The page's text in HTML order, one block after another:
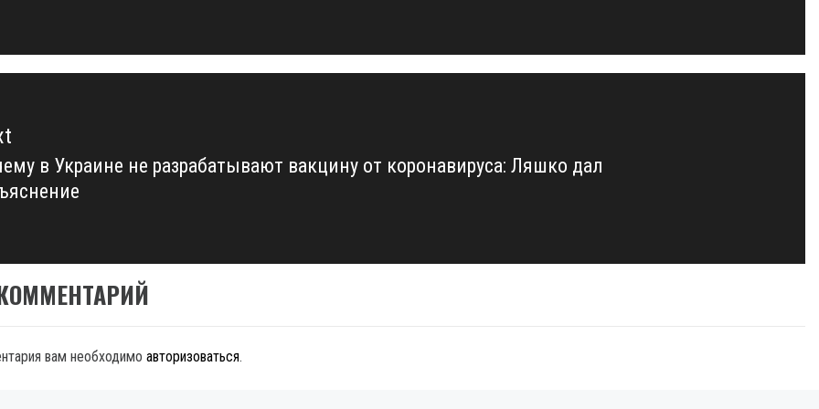
в Украине не разрабатывают вакцину от коронавируса: Ляшко дал
вам необходимо авторизоваться.